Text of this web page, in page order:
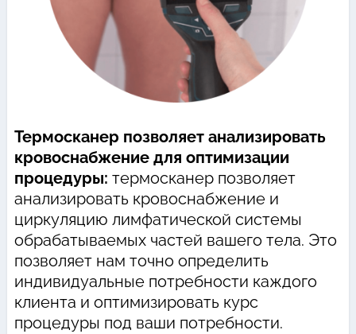
Термосканер позволяет анализировать
кровоснабжение для оптимизации
процедуры: термосканер позволяет
анализировать кровоснабжение и
циркуляцию лимфатической системы
обрабатываемых частей вашего тела. Это
позволяет нам точно определить
индивидуальные потребности каждого
клиента и оптимизировать курс
процедуры под ваши потребности.